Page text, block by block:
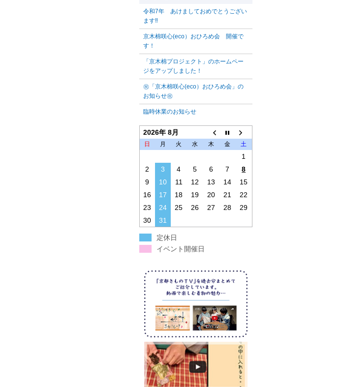
令和7年 あけましておめでとうござい
ます‼️
京木棉咲心(eco）おひろめ会 開催で
す！
「京木棉プロジェクト」のホームペー
ジをアップしました！
㊗「京木棉咲心(eco）おひろめ会」の
お知らせ㊗
臨時休業のお知らせ
2026年 8月
日 月 火 水 木 金 土
1
2
3 4 5 6 7
8
9
10 11 12 13 14
15
16
17 18 19 20 21
22
23
24 25 26 27 28
29
30
31
定休日
イベント開催日